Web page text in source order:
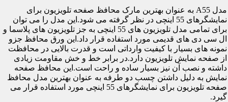
مدل A55 به عنوان بهترین مارک محافظ صفحه تلویزیون برای
نمایشگرهای 55 اینچی در نظر گرفته می شود.این مدل را می توان
برای تمامی مدل تلویزیون های 55 اینچی به جز تلویزیون های پلاسما و
ال سی دی های قدیمی مورد استفاده قرار داد.این ورق محافظ جزو
نمونه های بسیار با کیفیت وارداتی است و قدرت بالایی در محافظت
از صفحه نمایش تلویزیون دارد.در برابر خط و خش مقاومت زیادی
داشته و نصب آن نیز بسیار ساده و راحت است.این محافظ صفحه
نمایش به دلیل داشتن چسب دو طرفه به عنوان بهترین مدل محافظ
صفحه تلویزیون برای نمایشگرهای 55 اینچی مورد استفاده قرار می
گیرد.